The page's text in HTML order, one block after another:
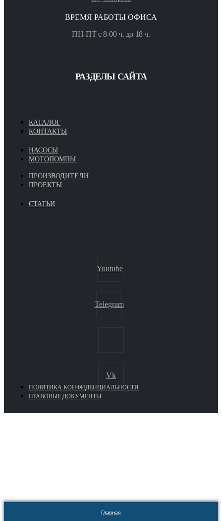
ВРЕМЯ РАБОТЫ ОФИСА
ПН-ПТ с 8-00 ч. до 18 ч.
РАЗДЕЛЫ САЙТА
КАТАЛОГ
КОНТАКТЫ
НАСОСЫ
МОТОПОМПЫ
ПРОИЗВОДИТЕЛИ
ПРОЕКТЫ
СТАТЬИ
Youtube
Telegram
Vk
ПОЛИТИКА КОНФИДЕНЦИАЛЬНОСТИ
ПРАВОВЫЕ ДОКУМЕНТЫ
Главная